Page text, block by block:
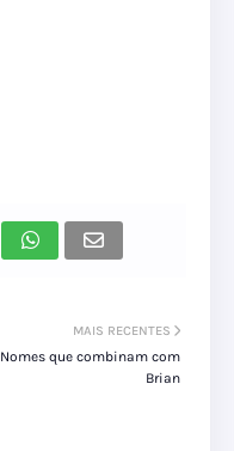
MAIS RECENTES
Nomes que combinam com
Brian